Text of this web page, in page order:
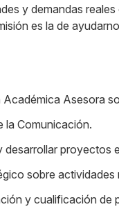
y demandas
es la de
Académica Asesora
la Comunicación.
desarrollar proyectos
sobre
y cualificación de